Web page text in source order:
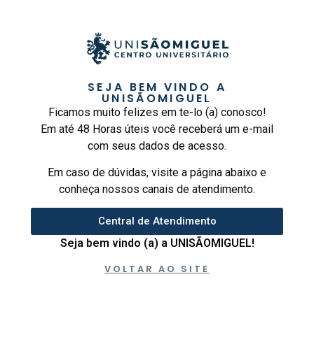
SEJA BEM VINDO A
UNISÃOMIGUEL
Ficamos muito felizes em te-lo (a) conosco!
Em até 48 Horas úteis você receberá um e-mail
com seus dados de acesso.
Em caso de dúvidas, visite a página abaixo e
conheça nossos canais de atendimento.
Central de Atendimento
Seja bem vindo (a) a UNISÃOMIGUEL!
VOLTAR AO SITE